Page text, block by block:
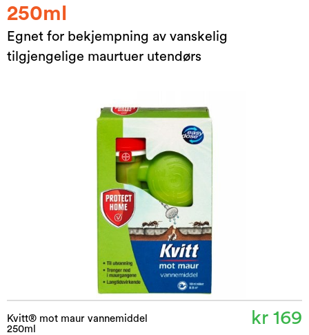
250ml
Egnet for bekjempning av vanskelig
tilgjengelige maurtuer utendørs
Kvitt® mot maur vannemiddel
250ml
kr 169